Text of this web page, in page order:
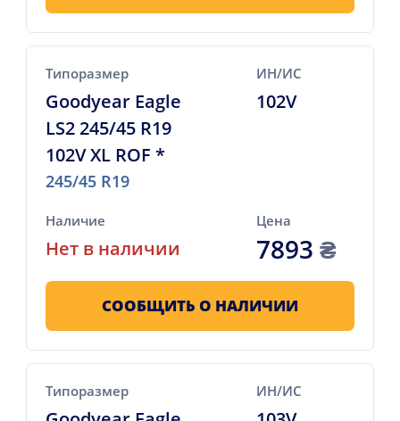
Типоразмер
Goodyear Eagle
LS2 245/45 R19
102V XL ROF *
245/45 R19
ИН/ИС
102V
Наличие
Нет в наличии
Цена
7893₴
СООБЩИТЬ О НАЛИЧИИ
Типоразмер ИН/ИС